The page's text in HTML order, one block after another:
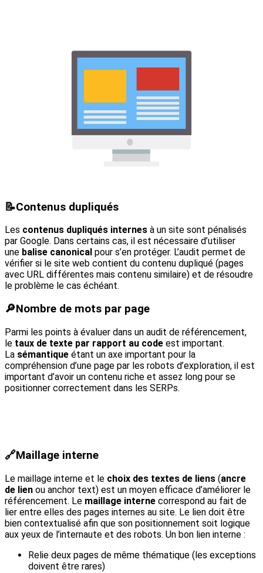
📝Contenus dupliqués
Les contenus dupliqués internes à un site sont pénalisés
par Google. Dans certains cas, il est nécessaire d’utiliser
une balise canonical pour s’en protéger. L’audit permet de
vérifier si le site web contient du contenu dupliqué (pages
avec URL différentes mais contenu similaire) et de résoudre
le problème le cas échéant.
🔎Nombre de mots par page
Parmi les points à évaluer dans un audit de référencement,
le taux de texte par rapport au code est important.
La sémantique étant un axe important pour la
compréhension d’une page par les robots d’exploration, il est
important d’avoir un contenu riche et assez long pour se
positionner correctement dans les SERPs.
🔗Maillage interne
Le maillage interne et le choix des textes de liens (ancre
de lien ou anchor text) est un moyen efficace d’améliorer le
référencement. Le maillage interne correspond au fait de
lier entre elles des pages internes au site. Le lien doit être
bien contextualisé afin que son positionnement soit logique
aux yeux de l’internaute et des robots. Un bon lien interne :
Relie deux pages de même thématique (les exceptions
doivent être rares)